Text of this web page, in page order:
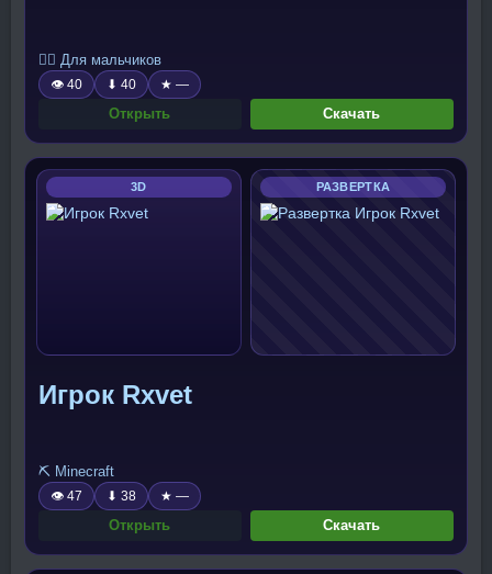
🧍‍♂️ Для мальчиков
👁 40 ⬇ 40 ★ —
Открыть Скачать
3D РАЗВЕРТКА
Игрок Rxvet
⛏️ Minecraft
👁 47 ⬇ 38 ★ —
Открыть Скачать